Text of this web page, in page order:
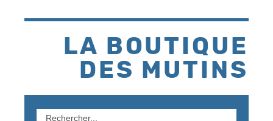
LA BOUTIQUE
DES MUTINS
Rechercher